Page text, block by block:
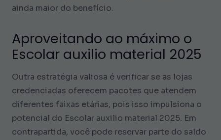
ainda maior do benefício.
Aproveitando ao máximo o
Escolar auxilio material 2025
Outra estratégia valiosa é verificar se as lojas
credenciadas oferecem pacotes que atendem
diferentes faixas etárias, pois isso impulsiona o
potencial do Escolar auxilio material 2025. Em
contrapartida, você pode reservar parte do saldo